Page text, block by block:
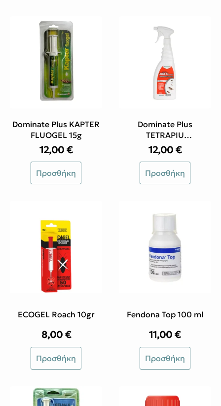
Dominate Plus KAPTER
FLUOGEL 15g
12,00€
Προσθήκη
Dominate Plus
TETRAPIU
MULTIPURPOSE
12,00 €
Προσθήκη
ECOGEL Roach 10gr
8,00 €
Προσθήκη
Fendona Top 100 ml
11,00€
Προσθήκη